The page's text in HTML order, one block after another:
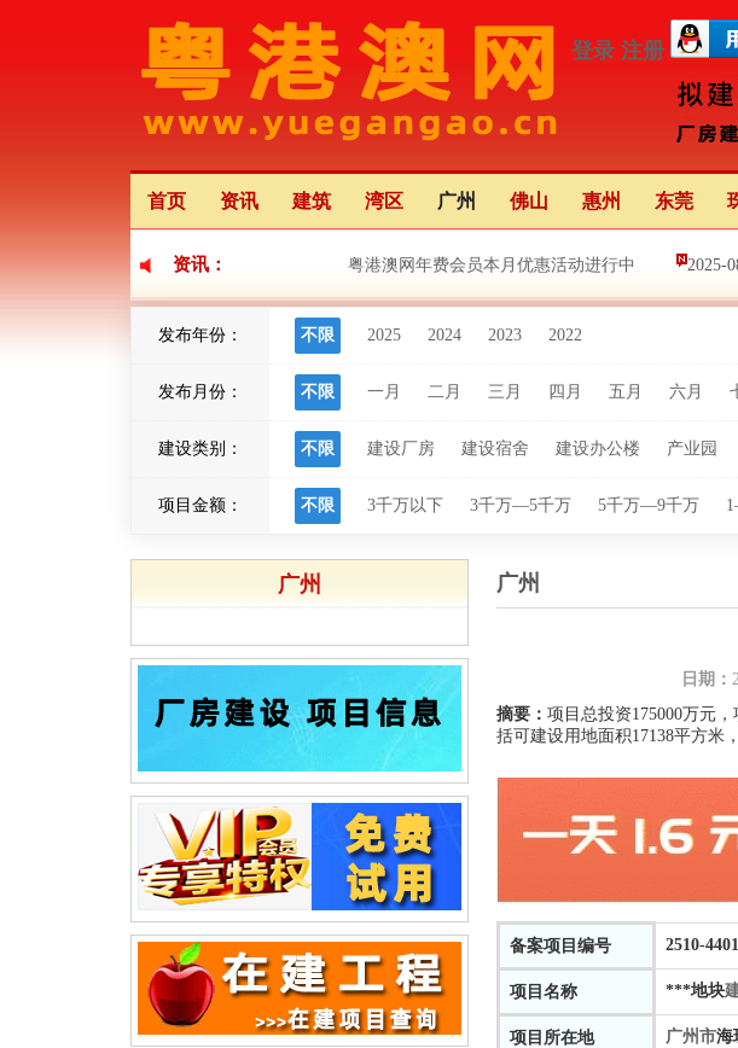
登录 注册
首页 资讯 建筑 湾区 广州 佛山 惠州 东莞
资讯： 粤港澳网年费会员本月优惠活动进行中 2025-
粤港澳大湾区应用场景创新中心（前海）正式启动
发布年份： 不限 2025 2024 2023 2022
发布月份： 不限 一月 二月 三月 四月 五月 六月
建设类别： 不限 建设厂房 建设宿舍 建设办公楼 产业园
项目金额： 不限 3千万以下 3千万—5千万 5千万—9千万
广州 广州
日期：
摘要： 项目总投资175000万元
括可建设用地面积17138平方米
备案项目编号 2510-
项目名称 ***地块
项目所在地 广州市海